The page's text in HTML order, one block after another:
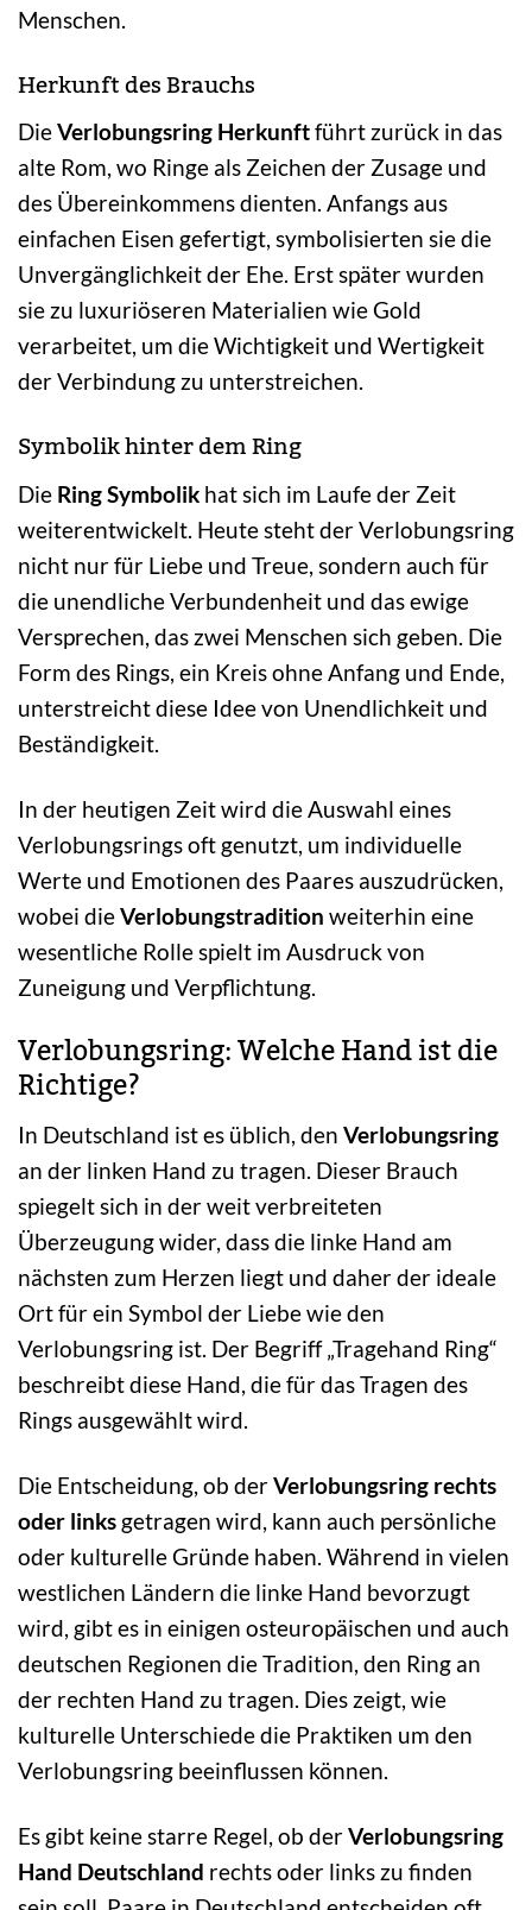
Menschen.
Herkunft des Brauchs
DieVerlobungsring Herkunftführt zurück in das
alte Rom, wo Ringe als Zeichen der Zusage und
des Übereinkommens dienten. Anfangs aus
einfachen Eisen gefertigt, symbolisierten sie die
Unvergänglichkeit der Ehe. Erst später wurden
sie zu luxuriöseren Materialien wie Gold
verarbeitet, um die Wichtigkeit und Wertigkeit
der Verbindung zu unterstreichen.
Symbolik hinter dem Ring
Die Ring Symbolik hat sich im Laufe der Zeit
weiterentwickelt. Heute steht der Verlobungsring
nicht nur für Liebe und Treue, sondern auch für
die unendliche Verbundenheit und das ewige
Versprechen, das zwei Menschen sich geben. Die
Form des Rings, ein Kreis ohne Anfang und Ende,
unterstreicht diese Idee von Unendlichkeit und
Beständigkeit.
In der heutigen Zeit wird die Auswahl eines
Verlobungsrings oft genutzt, um individuelle
Werte und Emotionen des Paares auszudrücken,
wobei dieVerlobungstradition weiterhin eine
wesentliche Rolle spielt im Ausdruck von
Zuneigung und Verpflichtung.
Verlobungsring: Welche Hand ist die
Richtige?
In Deutschland ist es üblich, den Verlobungsring
an der linken Hand zu tragen. Dieser Brauch
spiegelt sich in der weit verbreiteten
Überzeugung wider, dass die linke Hand am
nächsten zum Herzen liegt und daher der ideale
Ort für ein Symbol der Liebe wie den
Verlobungsring ist. Der Begriff „Tragehand Ring“
beschreibt diese Hand, die für das Tragen des
Rings ausgewählt wird.
Die Entscheidung, ob derVerlobungsring rechts
oder links getragen wird, kann auch persönliche
oder kulturelle Gründe haben. Während in vielen
westlichen Ländern die linke Hand bevorzugt
wird, gibt es in einigen osteuropäischen und auch
deutschen Regionen die Tradition, den Ring an
der rechten Hand zu tragen. Dies zeigt, wie
kulturelle Unterschiede die Praktiken um den
Verlobungsring beeinflussen können.
Es gibt keine starre Regel, ob derVerlobungsring
Hand Deutschland rechts oder links zu finden